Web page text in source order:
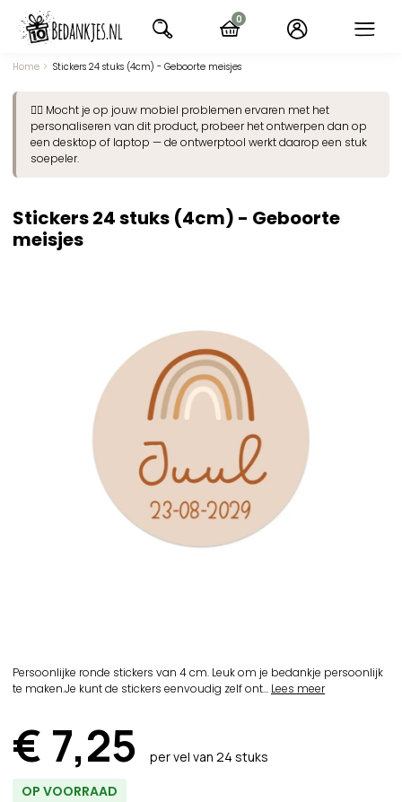
naar
navigatie
Home Stickers 24 stuks (4cm) - Geboorte meisjes
👉🏽 Mocht je op jouw mobiel problemen ervaren met het
personaliseren van dit product, probeer het ontwerpen dan op
een desktop of laptop — de ontwerptool werkt daarop een stuk
soepeler.
Stickers 24 stuks (4cm) - Geboorte
meisjes
Persoonlijke ronde stickers van 4 cm. Leuk om je bedankje persoonlijk
te maken.Je kunt de stickers eenvoudig zelf ont... Lees meer
€ 7,25 per vel van 24 stuks
OP VOORRAAD
0
items